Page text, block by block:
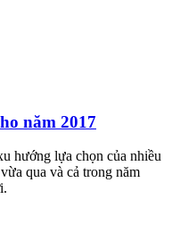
năm 2017
hướng lựa chọn của nhiều
qua và cả trong năm